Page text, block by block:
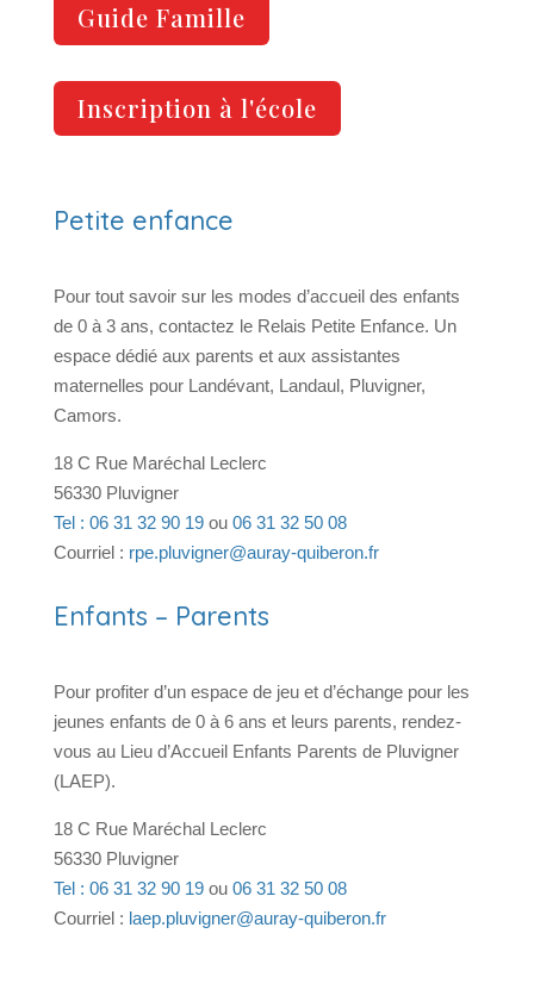
Guide Famille
Inscription à l'école
Petite enfance
Pour tout savoir sur les modes d’accueil des enfants
de 0 à 3 ans, contactez le Relais Petite Enfance. Un
espace dédié aux parents et aux assistantes
maternelles pour Landévant, Landaul, Pluvigner,
Camors.
18 C Rue Maréchal Leclerc
56330 Pluvigner
Tel : 06 31 32 90 19ou 06 31 32 50 08
Courriel : rpe.pluvigner@auray-quiberon.fr
Enfants – Parents
Pour profiter d’un espace de jeu et d’échange pour les
jeunes enfants de 0 à 6 ans et leurs parents, rendez-
vous au Lieu d’Accueil Enfants Parents de Pluvigner
(LAEP).
18 C Rue Maréchal Leclerc
56330 Pluvigner
Tel : 06 31 32 90 19ou 06 31 32 50 08
Courriel : laep.pluvigner@auray-quiberon.fr